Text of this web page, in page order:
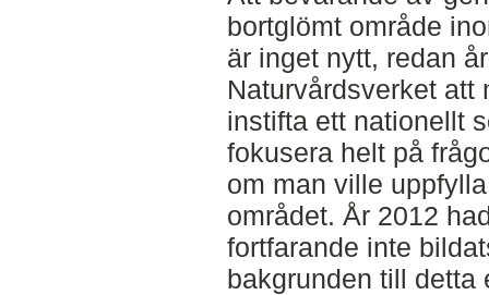
bortglömt område
är inget nytt, redan
Naturvårdsverket att
instifta ett nationellt
fokusera helt på
om man ville
området. År 2012
fortfarande inte
bakgrunden till detta